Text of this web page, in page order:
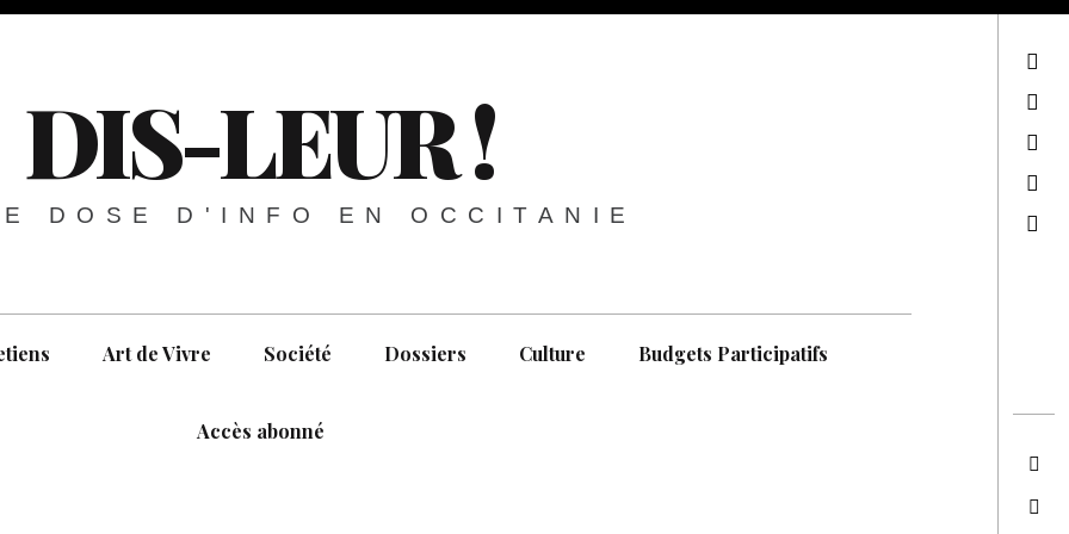
DIS-LEUR !
DOSE D'INFO EN OCCITANIE
Art de Vivre Société Dossiers Culture Budgets Participatifs
Accès abonné